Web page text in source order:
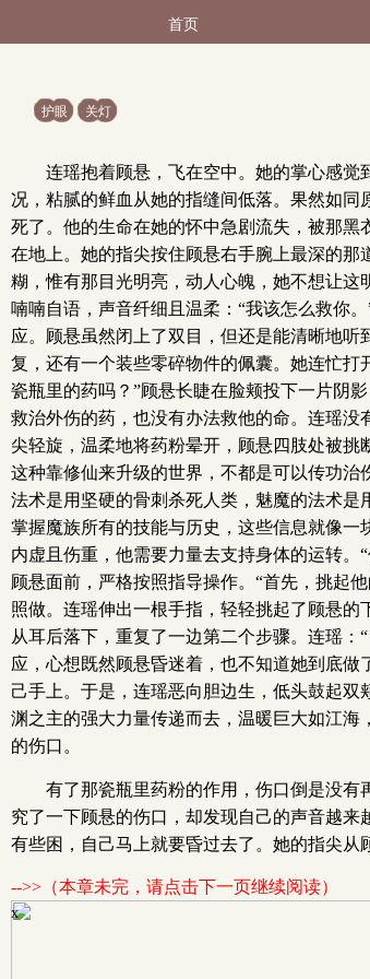
首页
护眼 关灯
连瑶抱着顾悬，飞在空中。她的掌心感
况，粘腻的鲜血从她的指缝间低落。果然如
死了。他的生命在她的怀中急剧流失，被那
在地上。她的指尖按住顾悬右手腕上最深的
糊，惟有那目光明亮，动人心魄，她不想让
喃喃自语，声音纤细且温柔：“我该怎么救你
应。顾悬虽然闭上了双目，但还是能清晰地
复，还有一个装些零碎物件的佩囊。她连忙
瓷瓶里的药吗？”顾悬长睫在脸颊投下一片阴
救治外伤的药，也没有办法救他的命。连瑶
尖轻旋，温柔地将药粉晕开，顾悬四肢处被
这种靠修仙来升级的世界，不都是可以传功
法术是用坚硬的骨刺杀死人类，魅魔的法术
掌握魔族所有的技能与历史，这些信息就像一
内虚且伤重，他需要力量去支持身体的运转
顾悬面前，严格按照指导操作。“首先，挑起
照做。连瑶伸出一根手指，轻轻挑起了顾悬
从耳后落下，重复了一边第二个步骤。连瑶
应，心想既然顾悬昏迷着，也不知道她到底
己手上。于是，连瑶恶向胆边生，低头鼓起
渊之主的强大力量传递而去，温暖巨大如江
的伤口。
有了那瓷瓶里药粉的作用，伤口倒是没
究了一下顾悬的伤口，却发现自己的声音越
有些困，自己马上就要昏过去了。她的指尖从
-->>（本章未完，请点击下一页继续阅读）
x